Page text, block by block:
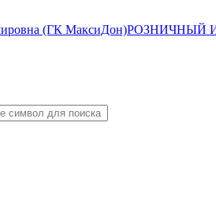
(ГК МаксиДон)РОЗНИЧНЫЙ